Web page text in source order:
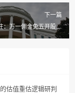
下一篇
：万一佣金免五开股票
户的申请条件是什么？
估值重估逻辑研判